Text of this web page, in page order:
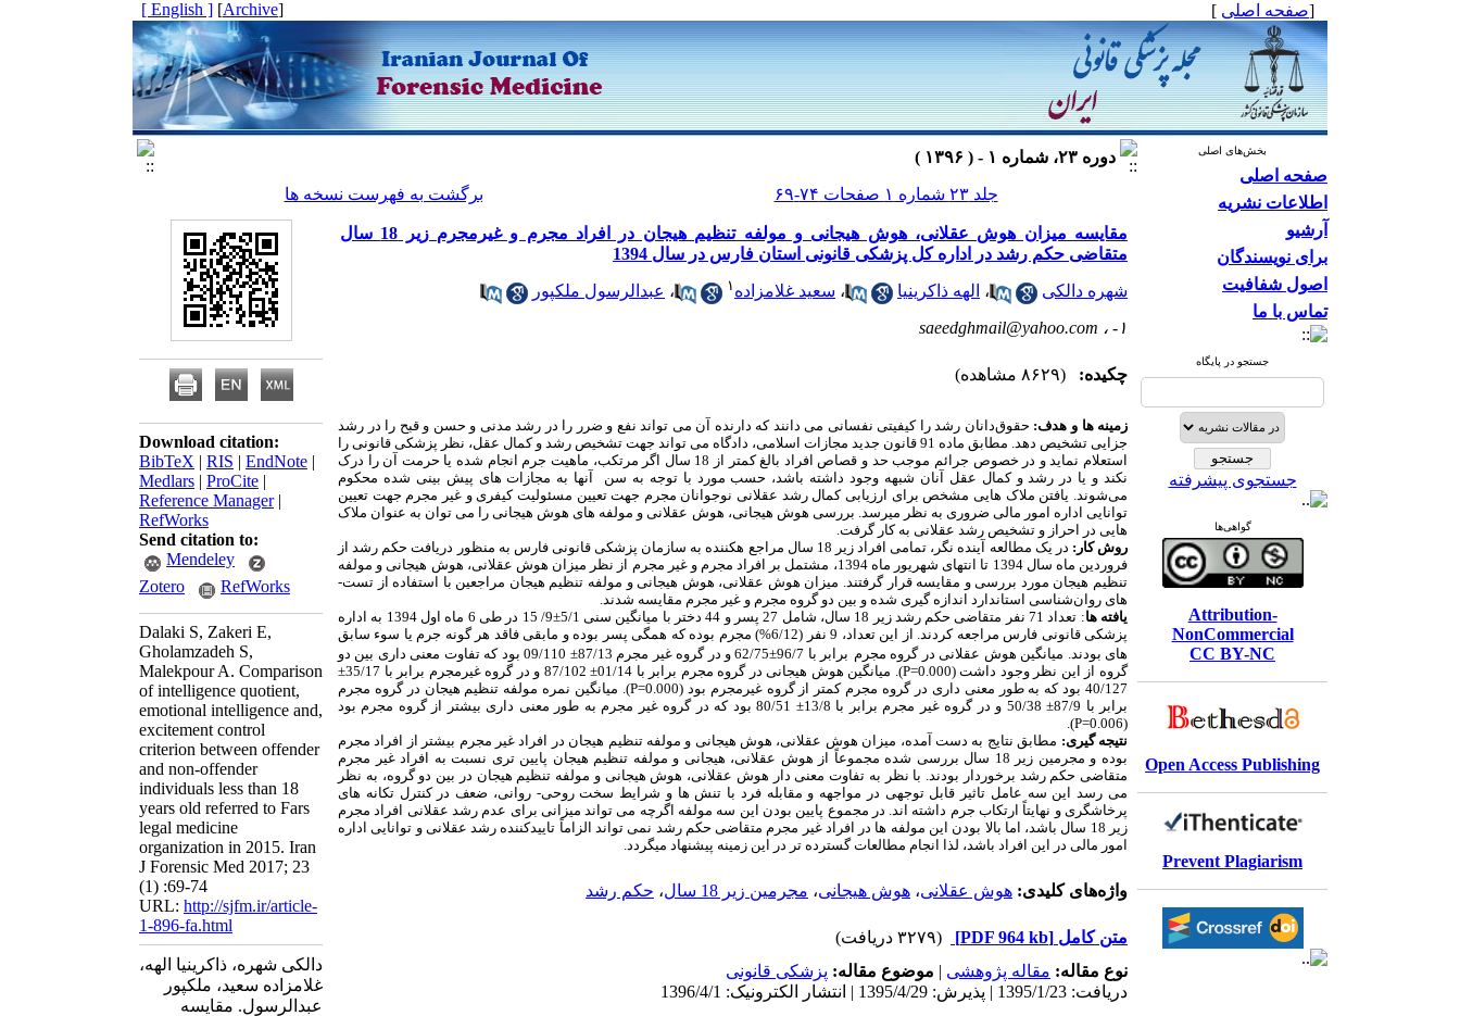
[صفحه اصلی ]
[
Archive
]
[ English ]
بخش‌های اصلی
صفحه اصلی
اطلاعات نشریه
آرشیو
برای نویسندگان
اصول شفافیت
تماس با ما
جستجو در پایگاه
جستجوی پیشرفته
گواهی‌ها
Attribution-
NonCommercial
CC BY-NC
Open Access Publishing
Prevent Plagiarism
دوره ۲۳، شماره ۱ - ( ۱۳۹۶ )
جلد ۲۳ شماره ۱ صفحات ۷۴-۶۹
برگشت به فهرست نسخه ها
مقایسه میزان هوش عقلانی، هوش هیجانی و مولفه تنظیم هیجان در افراد مجرم و غیرمجرم زیر 18 سال
متقاضی حکم رشد در اداره کل پزشکی قانونی استان فارس در سال 1394
شهره دالکی ، الهه ذاکری­نیا ، سعید غلامزاده ۱ ، عبدالرسول ملک­پور
۱- ،
saeedghmail@yahoo.com
چکیده: (۸۶۲۹ مشاهده)
زمینه­ ها و هدف: حقوقدانان رشد را کیفیتی نفسانی می­ دانند که دارنده آن می­ تواند نفع و ضرر را در رشد مدنی و حسن و قبح را در رشد
جزایی تشخیص دهد. مطابق ماده 91 قانون جدید مجازات اسلامی، دادگاه می ­تواند جهت تشخیص رشد و کمال عقل، نظر پزشکی قانونی را
استعلام نماید و در خصوص جرائم موجب حد و قصاص افراد بالغ کمتر از 18 سال اگر مرتکب، ماهیت جرم انجام شده یا حرمت
آن را درک
نکند و یا در رشد و کمال عقل آنان شبهه وجود داشته باشد، حسب مورد با توجه به سن آن­ها به مجازات­ های پیش بینی شده محکوم
می‌شوند. یافتن ملاک­ هایی مشخص برای ارزیابی کمال رشد عقلانی نوجوانان مجرم جهت تعیین مسئولیت کیفری و غیر مجرم جهت تعیین
توانایی اداره امور مالی ضروری به نظر می­رسد. بررسی هوش هیجانی، هوش عقلانی و مولفه­ های هوش هیجانی را می­ توان به عنوان ملاک
­هایی در احراز و تشخیص رشد عقلانی به کار گرفت.
روش کار:
در یک مطالعه آینده ­نگر، تمامی افراد زیر 18 سال مراجع ه­کننده به سازمان پزشکی قانونی فارس به منظور دریافت حکم رشد از
فروردین ماه سال 1394 تا انتهای شهریور ماه 1394، مشتمل بر افراد مجرم و غیر مجرم از نظر میزان هوش عقلانی، هوش هیجانی و مولفه
تنظیم هیجان مورد بررسی و مقایسه قرار گرفتند. میزان هوش عقلانی، هوش هیجانی و مولفه تنظیم هیجان مراجعین با استفاده از تست­
های روانشناسی استاندارد اندازه ­گیری­ شده و بین دو گروه مجرم و غیر مجرم مقایسه شدند.
یافته ­ها
: تعداد 71 نفر متقاضی حکم رشد زیر 18 سال، شامل 27 پسر و 44 دختر با میانگین سنی 5/1±9/ 15 در طی 6 ماه اول 1394 به اداره
پزشکی قانونی فارس مراجعه کردند. از این تعداد، 9 نفر (6/12%) مجرم بوده که همگی پسر بوده و مابقی فاقد هر گونه جرم یا سوء سابق
ه­ای بودند. میانگین هوش عقلانی در گروه مجرم
برابر با 96/7±62/75 و در گروه غیر مجرم 87/13± 09/110 بود که تفاوت معنی­ داری بین دو
گروه از این نظر وجود داشت (P=0.000
). میانگین هوش هیجانی در گروه مجرم برابر با 01/14± 87/102 و در گروه غیرمجرم برابر با 35/17±
40/127 بود که به طور معنی­ داری در گروه مجرم کمتر از گروه غیرمجرم بود (
P=0.000
)
. میانگین نمره مولفه تنظیم هیجان در گروه مجرم
برابر با 87/9± 50/38 و در گروه غیر مجرم برابر با 13/8± 80/51 بود که در گروه غیر مجرم به طور معنی ­داری بیشتر از گروه مجرم بود
(
P=0.006
).
نتیجه­ گیری: مطابق نتایج به دست آمده، میزان هوش عقلانی، هوش هیجانی و مولفه تنظیم هیجان در افراد غیر مجرم بیشتر از افراد مجرم
بوده و مجرمین زیر 18 سال بررسی شده مجموعاً از هوش عقلانی، هیجانی و مولفه تنظیم هیجان پایین­ تری نسبت به افراد غیر مجرم
متقاضی حکم رشد برخوردار بودند. با نظر به تفاوت معنی ­دار هوش عقلانی، هوش هیجانی و مولفه تنظیم هیجان در بین دو گروه، به نظر
می ­رسد این سه عامل تاثیر قابل توجهی در مواجهه و مقابله فرد با تنش ­ها و شرایط سخت روحی- روانی، ضعف در کنترل تکانه ­های
پرخاشگری و نهایتاً ارتکاب جرم داشته ­اند. در مجموع پایین بودن این سه مولفه اگرچه می­ تواند میزانی برای عدم رشد عقلانی افراد مجرم
زیر 18 سال باشد، اما بالا بودن این مولفه­ ها در افراد غیر مجرم متقاضی حکم رشد نمی ­تواند الزاماً تاییدکننده رشد عقلانی و توانایی اداره
امور مالی در این افراد باشد، لذا انجام مطالعات گسترده­ تر در این زمینه پیشنهاد می­گردد.
واژه‌های کلیدی: هوش عقلانی، هوش هیجانی، مجرمین زیر 18 سال ، حکم رشد
متن کامل [PDF 964 kb]
(۳۲۷۹ دریافت)
نوع مقاله: مقاله پژوهشی | موضوع مقاله: پزشکی قانونی
دریافت: 1395/1/23 | پذیرش: 1395/4/29 | انتشار الکترونیک: 1396/4/1
Download citation:
BibTeX | RIS | EndNote |
Medlars | ProCite |
Reference Manager|
RefWorks
Send citation to:
Mendeley
Zotero
RefWorks
Dalaki S, Zakeri E,
Gholamzadeh S,
Malekpour A. Comparison
of intelligence quotient,
emotional intelligence and,
excitement control
criterion between offender
and non-offender
individuals less than 18
years old referred to Fars
legal medicine
organization in 2015. Iran
J Forensic Med 2017; 23
(1) :69-74
URL: http://sjfm.ir/article-
1-896-fa.html
دالکی شهره، ذاکری­نیا الهه،
غلامزاده سعید، ملک­پور
عبدالرسول. مقایسه